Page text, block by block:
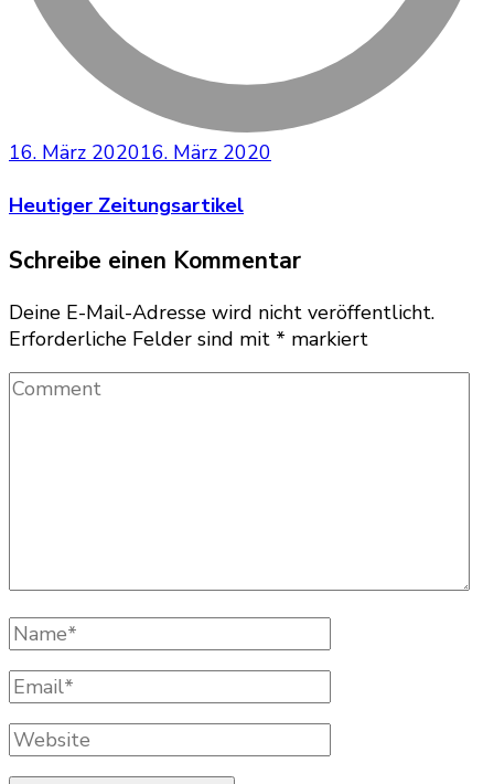
16. März 202016. März 2020
Heutiger Zeitungsartikel
Schreibe einen Kommentar
Deine E-Mail-Adresse wird nicht veröffentlicht.
Erforderliche Felder sind mit * markiert
Comment
Name*
Email*
Website